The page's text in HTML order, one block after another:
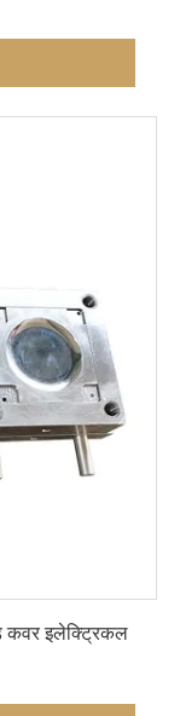
कवर इलेक्ट्रिकल